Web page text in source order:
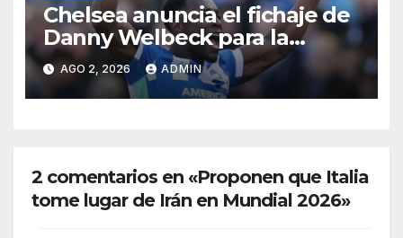
Chelsea anuncia el fichaje de
Danny Welbeck para la
próxima temporada de
Premier League
AGO 2, 2026 ADMIN
2 comentarios en «Proponen que Italia
tome lugar de Irán en Mundial 2026»